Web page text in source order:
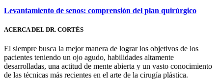
Levantamiento de senos: comprensión del plan quirúrgico
ACERCA DEL DR. CORTÉS
El siempre busca la mejor manera de lograr los objetivos de los
pacientes teniendo un ojo agudo, habilidades altamente
desarrolladas, una actitud de mente abierta y un vasto conocimiento
de las técnicas más recientes en el arte de la cirugía plástica.